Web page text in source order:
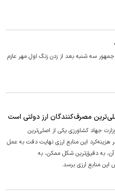
سه شنبه بعد از زدن زنگ اول مهر عازم
مصرف‌کنندگان ارز دولتی است
جهاد کشاورزی یکی از اصلی‌ترین
این منابع ارزی نهایت دقت به عمل
آن، به دقیق‌ترین شکل ممکن، به
منابع ارزی برسد.